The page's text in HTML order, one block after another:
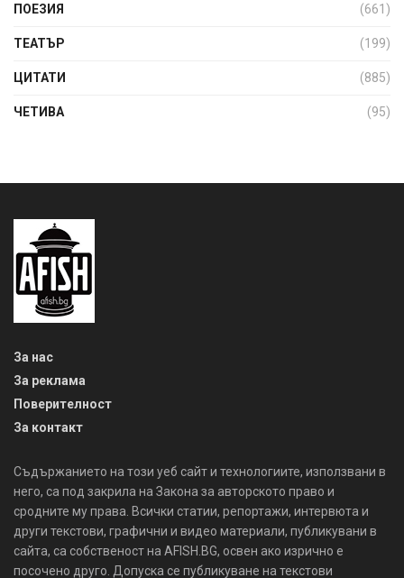
ПОЕЗИЯ (661)
ТЕАТЪР (199)
ЦИТАТИ (885)
ЧЕТИВА (95)
За нас
За реклама
Поверителност
За контакт
Съдържанието на този уеб сайт и технологиите, използвани в
него, са под закрила на Закона за авторското право и
сродните му права. Всички статии, репортажи, интервюта и
други текстови, графични и видео материали, публикувани в
сайта, са собственост на AFISH.BG, освен ако изрично е
посочено друго. Допуска се публикуване на текстови